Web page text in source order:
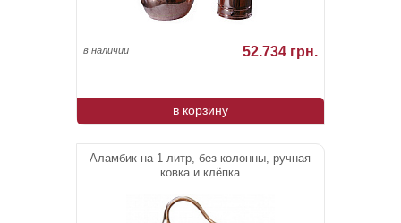
в наличии 52.734 грн.
в корзину
Аламбик на 1 литр, без колонны, ручная
ковка и клёпка